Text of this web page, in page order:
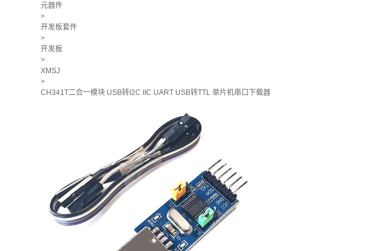
元器件
>
开发板套件
>
开发板
>
XMSJ
>
CH341T二合一模块 USB转I2C IIC UART USB转TTL 单片机串口下载器